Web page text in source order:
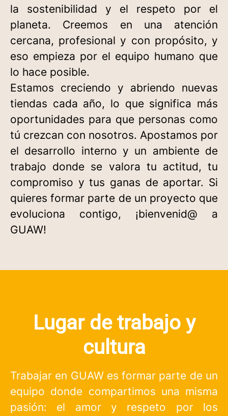
la sostenibilidad y el respeto por el
planeta. Creemos en una atención
cercana, profesional y con propósito, y
eso empieza por el equipo humano que
lo hace posible.
Estamos creciendo y abriendo nuevas
tiendas cada año, lo que significa más
oportunidades para que personas como
tú crezcan con nosotros. Apostamos por
el desarrollo interno y un ambiente de
trabajo donde se valora tu actitud, tu
compromiso y tus ganas de aportar. Si
quieres formar parte de un proyecto que
evoluciona contigo, ¡bienvenid@ a
GUAW!
Lugar de trabajo y
cultura
Trabajar en GUAW es formar parte de un
equipo donde compartimos una misma
pasión: el amor y respeto por los